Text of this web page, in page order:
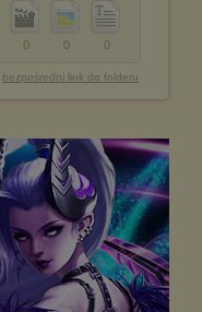
0
0
0
bezpośredni link do folderu